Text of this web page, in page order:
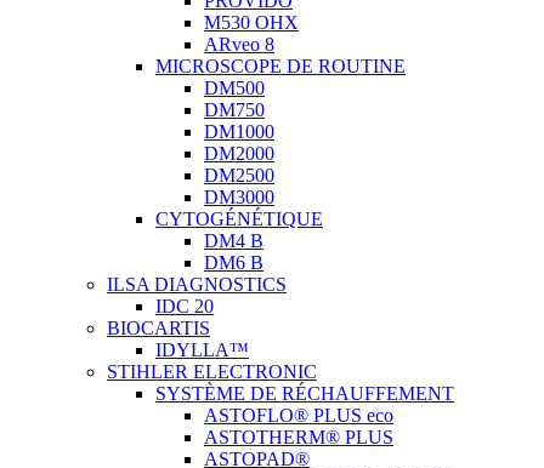
M530 OHX
ARveo 8
MICROSCOPE DE ROUTINE
DM500
DM750
DM1000
DM2000
DM2500
DM3000
CYTOGÉNÉTIQUE
DM4 B
DM6 B
ILSA DIAGNOSTICS
IDC 20
BIOCARTIS
IDYLLA™
STIHLER ELECTRONIC
SYSTÈME DE RÉCHAUFFEMENT
ASTOFLO® PLUS eco
ASTOTHERM® PLUS
ASTOPAD®